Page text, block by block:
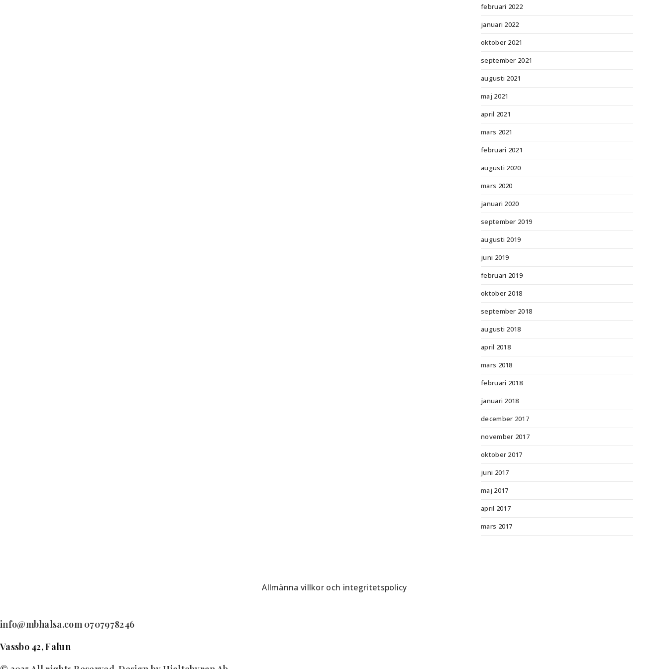
februari 2022
januari 2022
oktober 2021
september 2021
augusti 2021
maj 2021
april 2021
mars 2021
februari 2021
augusti 2020
mars 2020
januari 2020
september 2019
augusti 2019
juni 2019
februari 2019
oktober 2018
september 2018
augusti 2018
april 2018
mars 2018
februari 2018
januari 2018
december 2017
november 2017
oktober 2017
juni 2017
maj 2017
april 2017
mars 2017
Allmänna villkor och integritetspolicy
info@mbhalsa.com 0707978246
Vassbo 42, Falun